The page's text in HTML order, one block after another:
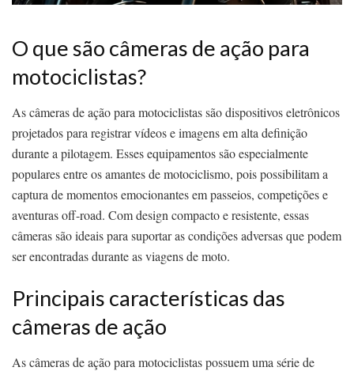
O que são câmeras de ação para
motociclistas?
As câmeras de ação para motociclistas são dispositivos eletrônicos
projetados para registrar vídeos e imagens em alta definição
durante a pilotagem. Esses equipamentos são especialmente
populares entre os amantes de motociclismo, pois possibilitam a
captura de momentos emocionantes em passeios, competições e
aventuras off-road. Com design compacto e resistente, essas
câmeras são ideais para suportar as condições adversas que podem
ser encontradas durante as viagens de moto.
Principais características das
câmeras de ação
As câmeras de ação para motociclistas possuem uma série de